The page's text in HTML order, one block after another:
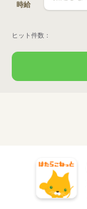
時給
ヒット件数：